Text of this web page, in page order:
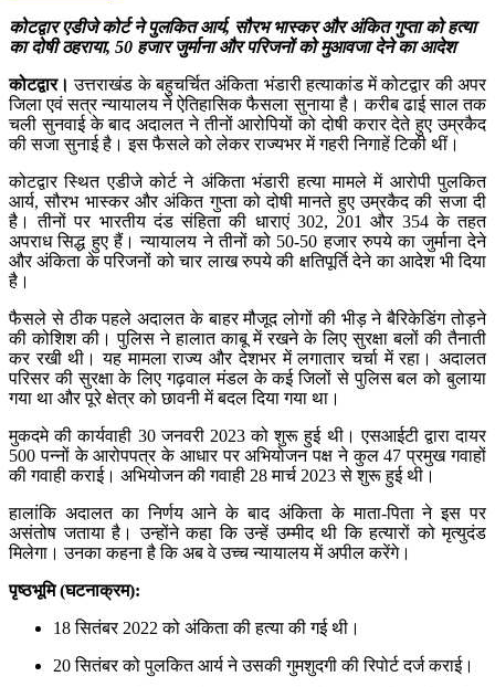
कोटद्वार एडीजे कोर्ट ने पुलकित आर्य, सौरभ भास्कर और अंकित गुप्ता को हत्या
का दोषी ठहराया, 50 हजार जुर्माना और परिजनों को मुआवजा देने का आदेश
कोटद्वार।उत्तराखंड के बहुचर्चित अंकिता भंडारी हत्याकांड में कोटद्वार की अपर
जिला एवं सत्र न्यायालय ने ऐतिहासिक फैसला सुनाया है। करीब ढाई साल तक
चली सुनवाई के बाद अदालत ने तीनों आरोपियों को दोषी करार देते हुए उम्रकैद
की सजा सुनाई है। इस फैसले को लेकर राज्यभर में गहरी निगाहें टिकी थीं।
कोटद्वार स्थित एडीजे कोर्ट ने अंकिता भंडारी हत्या मामले में आरोपी पुलकित
आर्य, सौरभ भास्कर और अंकित गुप्ता को दोषी मानते हुए उम्रकैद की सजा दी
है। तीनों पर भारतीय दंड संहिता की धाराएं 302, 201 और 354 के तहत
अपराध सिद्ध हुए हैं। न्यायालय ने तीनों को 50-50 हजार रुपये का जुर्माना देने
और अंकिता के परिजनों को चार लाख रुपये की क्षतिपूर्ति देने का आदेश भी दिया
है।
फैसले से ठीक पहले अदालत के बाहर मौजूद लोगों की भीड़ ने बैरिकेडिंग तोड़ने
की कोशिश की। पुलिस ने हालात काबू में रखने के लिए सुरक्षा बलों की तैनाती
कर रखी थी। यह मामला राज्य और देशभर में लगातार चर्चा में रहा। अदालत
परिसर की सुरक्षा के लिए गढ़वाल मंडल के कई जिलों से पुलिस बल को बुलाया
गया था और पूरे क्षेत्र को छावनी में बदल दिया गया था।
मुकदमे की कार्यवाही 30 जनवरी 2023 को शुरू हुई थी। एसआईटी द्वारा दायर
500 पन्नों के आरोपपत्र के आधार पर अभियोजन पक्ष ने कुल 47 प्रमुख गवाहों
की गवाही कराई। अभियोजन की गवाही 28 मार्च 2023 से शुरू हुई थी।
हालांकि अदालत का निर्णय आने के बाद अंकिता के माता-पिता ने इस पर
असंतोष जताया है। उन्होंने कहा कि उन्हें उम्मीद थी कि हत्यारों को मृत्युदंड
मिलेगा। उनका कहना है कि अब वे उच्च न्यायालय में अपील करेंगे।
पृष्ठभूमि (घटनाक्रम):
18 सितंबर 2022 को अंकिता की हत्या की गई थी।
20 सितंबर को पुलकित आर्य ने उसकी गुमशुदगी की रिपोर्ट दर्ज कराई।